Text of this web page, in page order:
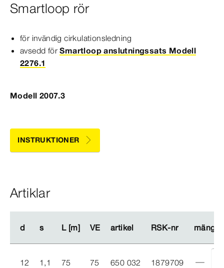
Smartloop rör
för invändig cirkulationsledning
avsedd förSmartloop anslutningssats Modell
2276.1
Modell 2007.3
INSTRUKTIONER
Artiklar
d s L [m] VE artikel RSK-​nr mängd
d s L [m] VE artikel RSK-​nr mängd
12 1,1 75 75 650 032 1879709